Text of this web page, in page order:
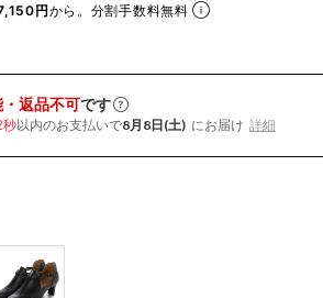
円から。分割手数料無料
返品不可です
秒以内のお支払いで8月8日(土) にお届け 詳細